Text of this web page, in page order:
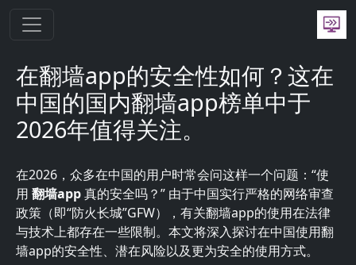
在翻墙app的安全性如何？这在
中国的国内翻墙app榜单中于
2026年值得关注。
在2026，众多在中国的用户时常会问这样一个问题：“使
用 翻墙app真的安全吗？” 由于中国实行严格的网络审查
政策（即“防火长城”GFW），有关翻墙app的使用在法律
与技术上都存在一些限制。本文将深入探讨在中国使用翻
墙app的安全性、潜在风险以及更为安全的使用方式。